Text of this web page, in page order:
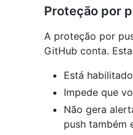
Proteção por
A proteção por
GitHub conta.
Está
Impede que
Não gera
push também